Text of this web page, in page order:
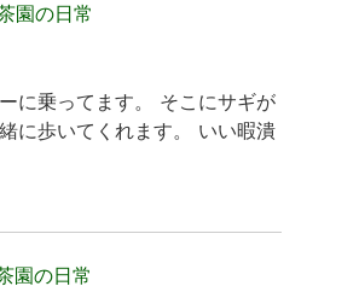
園の日常
に乗ってます。 そこにサギが
に歩いてくれます。 いい暇潰
園の日常